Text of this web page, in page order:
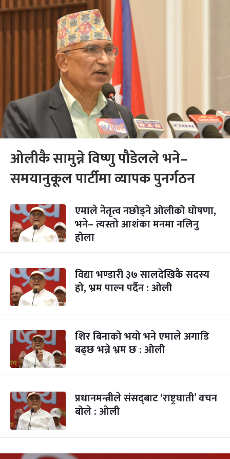
ओलीकै सामुन्ने विष्णु पौडेलले भने–
समयानुकूल पार्टीमा व्यापक पुनर्गठन
एमाले नेतृत्व नछोड्ने ओलीको घोषणा,
भने– त्यस्तो आशंका मनमा नलिनु
होला
विद्या भण्डारी ३७ सालदेखिकै सदस्य
हो, भ्रम पाल्न पर्दैन : ओली
शिर बिनाको भयो भने एमाले अगाडि
बढ्छ भन्ने भ्रम छ : ओली
प्रधानमन्त्रीले संसद्‌बाट ‘राष्ट्रघाती’ वचन
बोले : ओली